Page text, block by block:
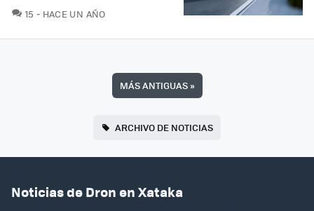
15 COMENTARIOS
HACE UN AÑO
MÁS ANTIGUAS»
ARCHIVO DE NOTICIAS
Noticias de Dron en Xataka